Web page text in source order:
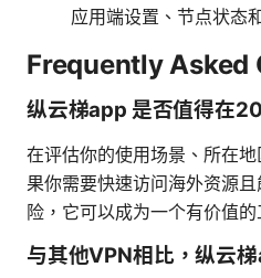
应用端设置、节点状态
Frequently Asked
纵云梯app 是否值得在
在评估你的使用场景、所在
果你需要快速访问海外资源
险，它可以成为一个有价值的
与其他VPN相比，纵云